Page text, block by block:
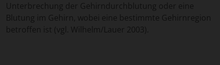
Unterbrechung der Gehirndurchblutung oder eine
Blutung im Gehirn, wobei eine bestimmte Gehirnregion
betroffen ist (vgl. Wilhelm/Lauer 2003).